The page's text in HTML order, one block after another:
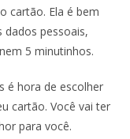
cartão. Ela é bem
dados pessoais,
5 minutinhos.
é hora de escolher
cartão. Você vai ter
para você.